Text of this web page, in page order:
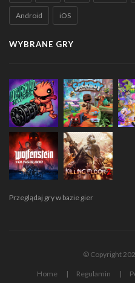
Android iOS
WYBRANE GRY
Przeglądaj gry w bazie gier
© Copyright
Home Regulamin